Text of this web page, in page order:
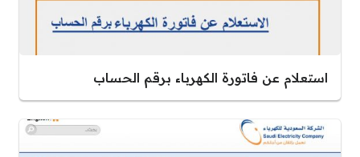
استعلام عن فاتورة الكهرباء برقم الحساب